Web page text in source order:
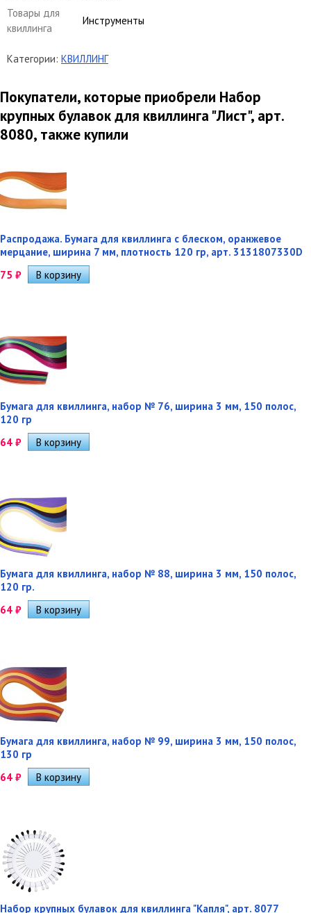
Товары для
квиллинга
Инструменты
Категории: КВИЛЛИНГ
Покупатели, которые приобрели Набор
крупных булавок для квиллинга "Лист", арт.
8080, также купили
Распродажа. Бумага для квиллинга с блеском, оранжевое
мерцание, ширина 7 мм, плотность 120 гр, арт. 3131807330D
75 ₽
Бумага для квиллинга, набор № 76, ширина 3 мм, 150 полос,
120 гр
64 ₽
Бумага для квиллинга, набор № 88, ширина 3 мм, 150 полос,
120 гр.
64 ₽
Бумага для квиллинга, набор № 99, ширина 3 мм, 150 полос,
130 гр
64 ₽
Набор крупных булавок для квиллинга "Капля", арт. 8077